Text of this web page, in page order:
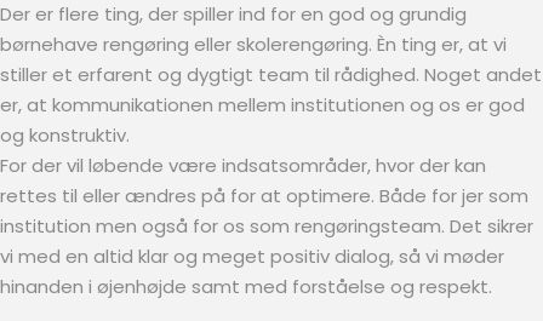
Der er flere ting, der spiller ind for en god og grundig
børnehave rengøring eller skolerengøring. Èn ting er, at vi
stiller et erfarent og dygtigt team til rådighed. Noget andet
er, at kommunikationen mellem institutionen og os er god
og konstruktiv.
For der vil løbende være indsatsområder, hvor der kan
rettes til eller ændres på for at optimere. Både for jer som
institution men også for os som rengøringsteam. Det sikrer
vi med en altid klar og meget positiv dialog, så vi møder
hinanden i øjenhøjde samt med forståelse og respekt.